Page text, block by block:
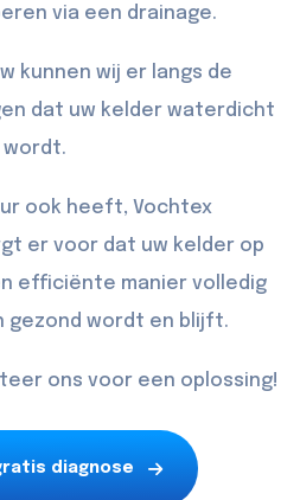
via een drainage.
kunnen wij er langs de
dat uw kelder waterdicht
wordt.
ook heeft, Vochtex
er voor dat uw kelder op
efficiënte manier volledig
gezond wordt en blijft.
ons voor een oplossing!
diagnose